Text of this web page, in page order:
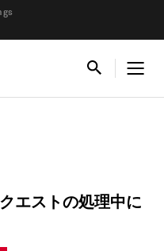
エストの処理中に